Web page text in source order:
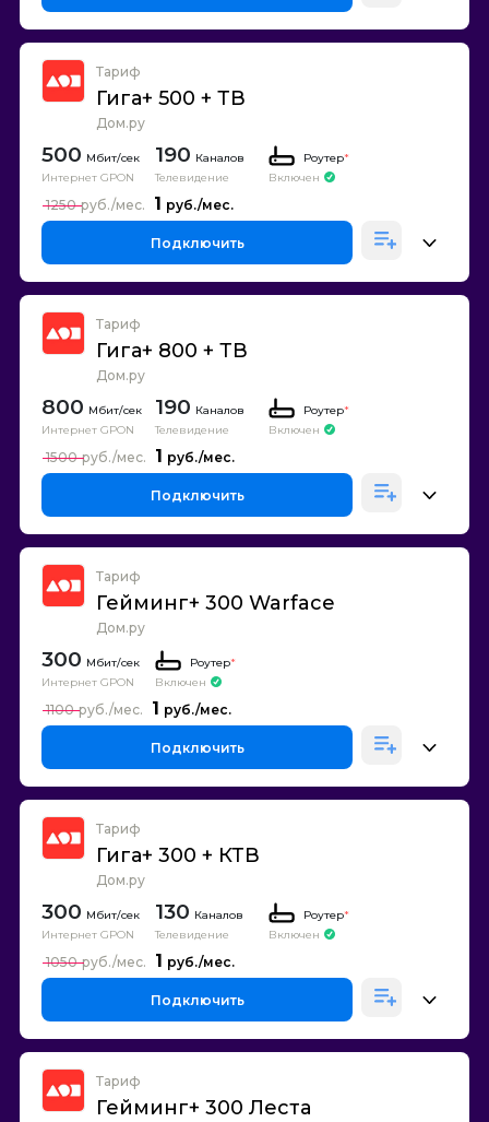
Тариф
Гига+ 500 + ТВ
Дом.ру
500
Интернет GPON
190 Каналов
Телевидение
Роутер*
Включен
1
1250
Подключить
Тариф
Гига+ 800 + ТВ
Дом.ру
800
Интернет GPON
190 Каналов
Телевидение
Роутер*
Включен
1
1500
Подключить
Тариф
Гейминг+ 300 Warface
Дом.ру
300
Интернет GPON
Роутер*
Включен
1
1100
Подключить
Тариф
Гига+ 300 + КТВ
Дом.ру
300
Интернет GPON
130 Каналов
Телевидение
Роутер*
Включен
1
1050
Подключить
Тариф
Гейминг+ 300 Леста